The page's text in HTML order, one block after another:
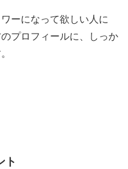
ーになって欲しい人に
プロフィールに、しっか
ト